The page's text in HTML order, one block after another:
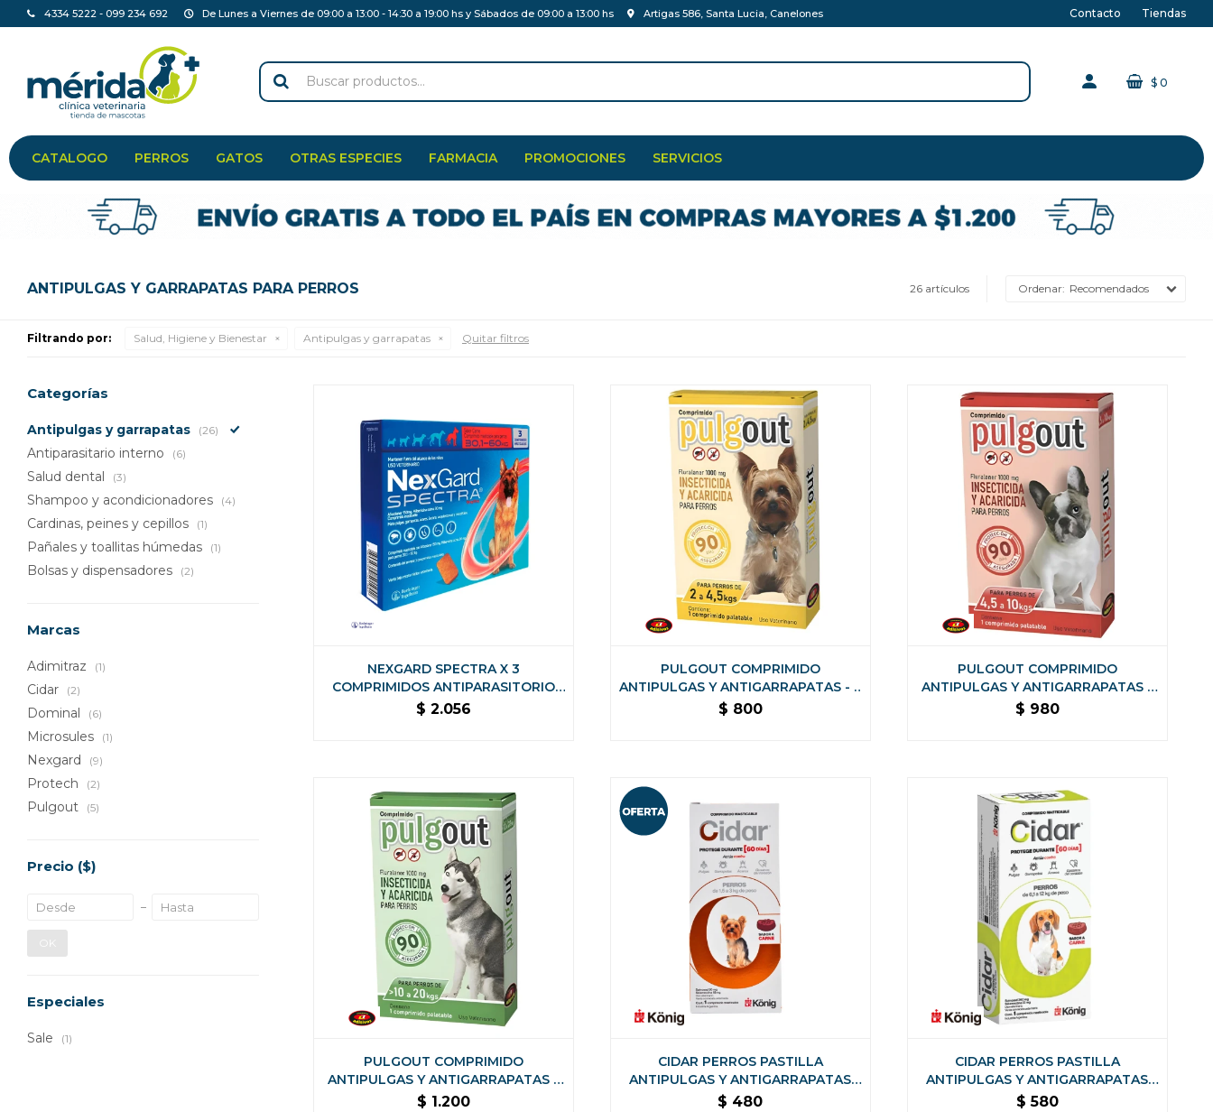
CATALOGO PERROS GATOS OTRAS ESPECIES FARMACIA PROMOCIONES SERVICIOS
$ 0
4334 5222 - 099 234 692 De Lunes a Viernes de 09:00 a 13:00 - 14:30 a 19:00 hs y Sábados de 09:00 a 13:00 hs Artigas 586, Santa Lucia, Canelones Contacto Tiendas
ANTIPULGAS Y GARRAPATAS PARA PERROS 26 artículos Recomendados
Filtrando por: Salud, Higiene y Bienestar Antipulgas y garrapatas Quitar filtros
NEXGARD SPECTRA X 3
COMPRIMIDOS ANTIPARASITORIO
INTERNO Y EXTERNO - DE 30,1 A 60
$ 2.056
PULGOUT COMPRIMIDO
ANTIPULGAS Y ANTIGARRAPATAS - 2
A 4,5 KILOS
$ 800
PULGOUT COMPRIMIDO
ANTIPULGAS Y ANTIGARRAPATAS -
4,5 A 10 KILOS
$ 980
PULGOUT COMPRIMIDO
ANTIPULGAS Y ANTIGARRAPATAS -
10 A 20 KILOS
$ 1.200
CIDAR PERROS PASTILLA
ANTIPULGAS Y ANTIGARRAPATAS
KONIG - 1.5 A 3 KG
$ 480
CIDAR PERROS PASTILLA
ANTIPULGAS Y ANTIGARRAPATAS
KONIG - 6.1 A 12 KG
$ 580
Categorías
Antipulgas y garrapatas (26)
Antiparasitario interno (6)
Salud dental (3)
Shampoo y acondicionadores (4)
Cardinas, peines y cepillos (1)
Pañales y toallitas húmedas (1)
Bolsas y dispensadores (2)
Marcas
Adimitraz (1)
Cidar (2)
Dominal (6)
Microsules (1)
Nexgard (9)
Protech (2)
Pulgout (5)
Precio ($)
OK
Especiales
Sale (1)